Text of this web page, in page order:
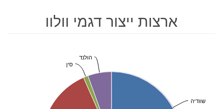
ארצות ייצור דגמי וולוו
שוודיה
סין
הולנד